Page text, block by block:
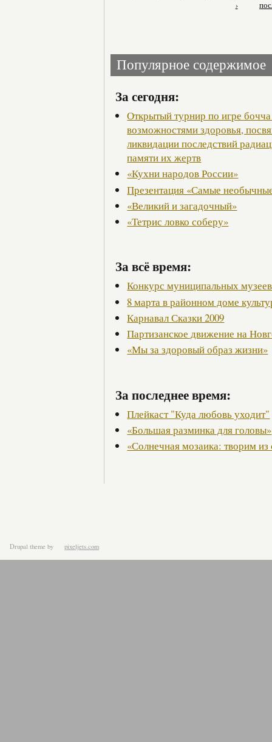
›
Популярное содержимое
За сегодня:
Открытый турнир по игре
возможностями здоровья,
ликвидации последствий
памяти их жертв
«Кухни народов России»
Презентация «Самые
«Великий и загадочный»
«Тетрис ловко соберу»
За всё время:
Конкурс муниципальных музеев
8 марта в районном доме
Карнавал Сказки 2009
Партизанское движение на
«Мы за здоровый образ жизни»
За последнее время:
Плейкаст "Куда любовь уходит"
«Большая разминка для головы»
«Солнечная мозаика: творим из
Drupal theme by pixeljets.com